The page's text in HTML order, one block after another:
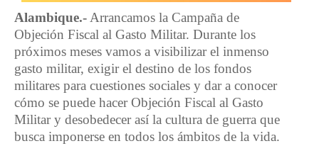
Alambique.- Arrancamos la Campaña de
Objeción Fiscal al Gasto Militar. Durante los
próximos meses vamos a visibilizar el inmenso
gasto militar, exigir el destino de los fondos
militares para cuestiones sociales y dar a conocer
cómo se puede hacer Objeción Fiscal al Gasto
Militar y desobedecer así la cultura de guerra que
busca imponerse en todos los ámbitos de la vida.